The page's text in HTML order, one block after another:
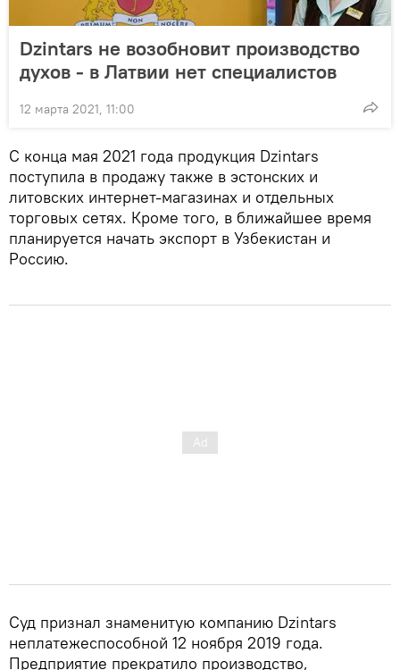
Dzintars не возобновит производство
духов - в Латвии нет специалистов
12 марта 2021, 11:00
С конца мая 2021 года продукция Dzintars
поступила в продажу также в эстонских и
литовских интернет-магазинах и отдельных
торговых сетях. Кроме того, в ближайшее время
планируется начать экспорт в Узбекистан и
Россию.
Суд признал знаменитую компанию Dzintars
неплатежеспособной 12 ноября 2019 года.
Предприятие прекратило производство,